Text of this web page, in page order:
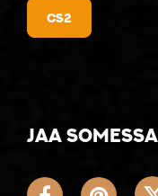
cs2
Jaa somessa